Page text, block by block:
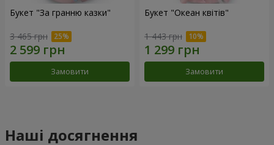
Букет "За гранню казки"
3 465 грн
Замовити
Букет "Океан квітів"
1 443 грн
Замовити
Наші досягнення